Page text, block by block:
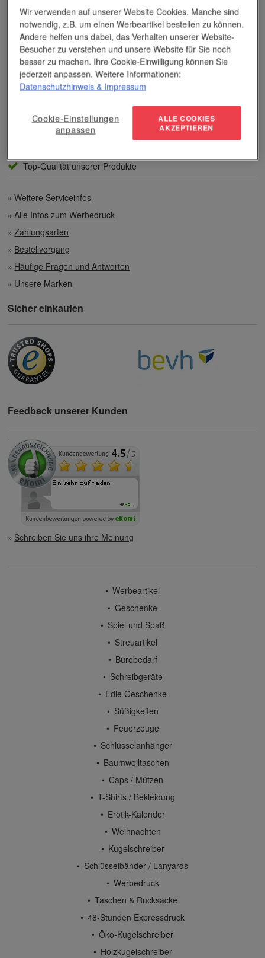
insbesondere wenn es um professionellenWerbedruckund
andere Veredelungsverfahren geht.
Unser Service
Individuelle Beratung
Preisvorteile auch bei geringen Mengen
Top-Qualität unserer Produkte
Weitere Serviceinfos
Alle Infos zum Werbedruck
Zahlungsarten
Bestellvorgang
Häufige Fragen und Antworten
Unsere Marken
Sicher einkaufen
Feedback unserer Kunden
Schreiben Sie uns ihre Meinung
Werbeartikel
Geschenke
Spiel und Spaß
Streuartikel
Bürobedarf
Schreibgeräte
Edle Geschenke
Süßigkeiten
Feuerzeuge
Schlüsselanhänger
Baumwolltaschen
Caps / Mützen
T-Shirts / Bekleidung
Erotik-Kalender
Weihnachten
Kugelschreiber
Schlüsselbänder / Lanyards
Werbedruck
Taschen & Rucksäcke
48-Stunden Expressdruck
Öko-Kugelschreiber
Holzkugelschreiber
Wir verwenden auf unserer Website Cookies. Manche sind
notwendig, z.B. um einen Werbeartikel bestellen zu können.
Andere helfen uns dabei, das Verhalten unserer Website-
Besucher zu verstehen und unsere Website für Sie noch
besser zu machen. Ihre Cookie-Einwilligung können Sie
jederzeit anpassen. Weitere Informationen:
Datenschutzhinweis & Impressum
Cookie-Einstellungen
anpassen
ALLE COOKIES
AKZEPTIEREN